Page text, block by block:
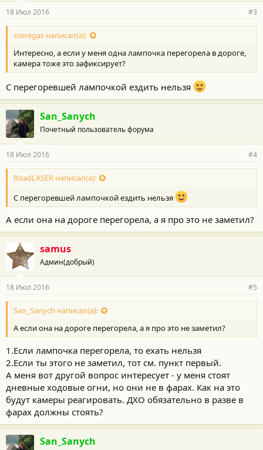
18 Июл 2016 #3
sseregas написал(а):
Интересно, а если у меня одна лампочка перегорела в дороге,
камера тоже это зафиксирует?
С перегоревшей лампочкой ездить нельзя
San_Sanych
Почетный пользователь форума
18 Июл 2016 #4
RoadLASER написал(а):
С перегоревшей лампочкой ездить нельзя
А если она на дороге перегорела, а я про это не заметил?
samus
Админ(добрый)
18 Июл 2016 #5
San_Sanych написал(а):
А если она на дороге перегорела, а я про это не заметил?
1.Если лампочка перегорела, то ехать нельзя
2.Если ты этого не заметил, тот см. пункт первый.
А меня вот другой вопрос интересует - у меня стоят
дневные ходовые огни, но они не в фарах. Как на это
будут камеры реагировать. ДХО обязательно в разве в
фарах должны стоять?
San_Sanych